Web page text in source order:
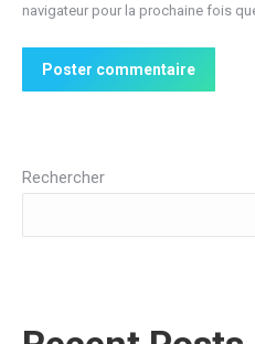
navigateur pour la prochaine fois
Poster commentaire
Rechercher